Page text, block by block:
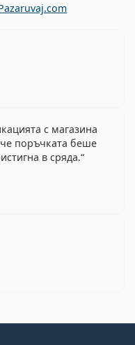
с магазина
поръчката беше
в сряда.